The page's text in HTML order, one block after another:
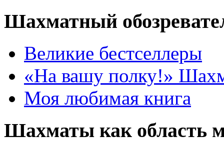
Шахматный
Великие бестселлеры
«На вашу полку!»
Моя любимая книга
Шахматы как область